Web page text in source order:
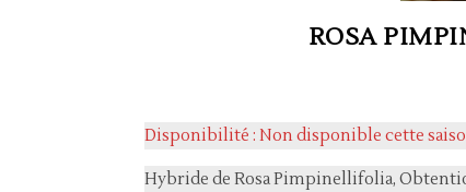
ROSA
Disponibilité : Non disponible cette
Hybride de Rosa Pimpinellifolia,